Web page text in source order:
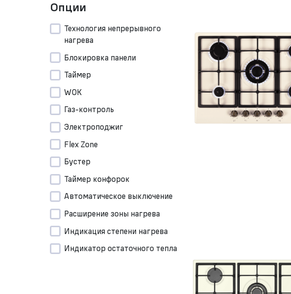
Опции
Технология непрерывного
нагрева
Блокировка панели
Таймер
WOK
Газ-контроль
Электроподжиг
Flex Zone
Бустер
Таймер конфорок
Автоматическое выключение
Расширение зоны нагрева
Индикация степени нагрева
Индикатор остаточного тепла